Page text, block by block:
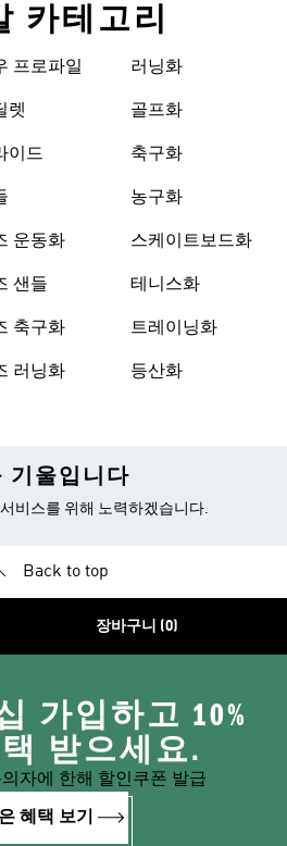
카테고리
프로파일
렛
이드
운동화
샌들
축구화
러닝화
러닝화
골프화
축구화
농구화
스케이트보드화
테니스화
트레이닝화
등산화
기울입니다
비스를 위해 노력하겠습니다.
Back to top
장바구니 (0)
가입하고 10%
받으세요.
자에 한해 할인쿠폰 발급
혜택 보기